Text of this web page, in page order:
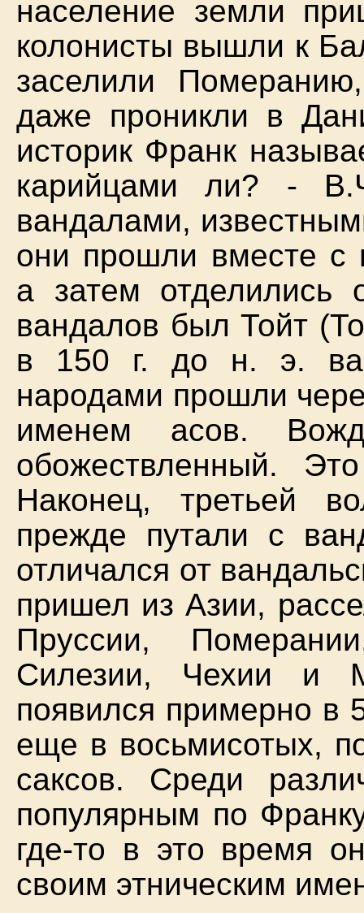
население земли
колонисты вышли к
заселили
даже проникли в
историк Франк
карийцами ли? -
вандалами,
они прошли вместе
а затем отделились
вандалов был Тойт
в 150 г. до н. э.
народами прошли
именем асов.
обожествленный.
Наконец, третьей
прежде путали с
отличался от
пришел из Азии,
Пруссии,
Силезии, Чехии и
появился примерно в
еще в восьмисотых,
саксов. Среди
популярным по
где-то в это время
своим этническим